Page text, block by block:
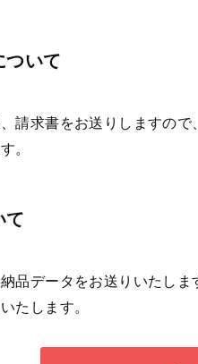
ついて
請求書をお送りしますの
。
て
品データをお送りいたしま
たします。